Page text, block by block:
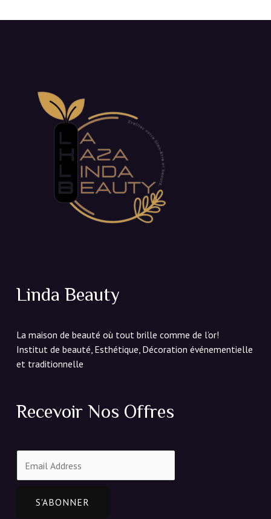
Linda Beauty
La maison de beauté où tout brille comme de l’or!
Institut de beauté, Esthétique, Décoration événementielle
et traditionnelle
Recevoir Nos Offres
S'ABONNER